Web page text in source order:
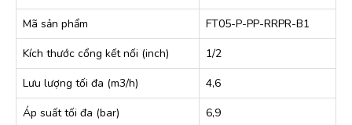
Mã sản phẩm
FT05-P-PP-RRPR-B1
Kích thước cổng kết nối (inch)
1/2
Lưu lượng tối đa (m3/h)
4,6
Áp suất tối đa (bar)
6,9